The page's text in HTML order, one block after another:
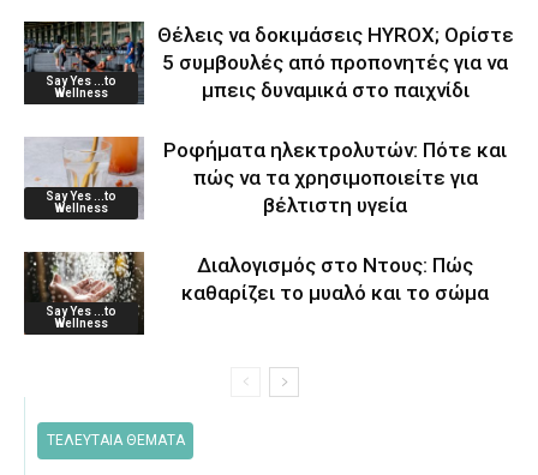
Say Yes ...to
Wellness
Θέλεις να δοκιμάσεις HYROX; Ορίστε
5 συμβουλές από προπονητές για να
μπεις δυναμικά στο παιχνίδι
Say Yes ...to
Wellness
Ροφήματα ηλεκτρολυτών: Πότε και
πώς να τα χρησιμοποιείτε για
βέλτιστη υγεία
Say Yes ...to
Wellness
Διαλογισμός στο Ντους: Πώς
καθαρίζει το μυαλό και το σώμα
ΤΕΛΕΥΤΑΙΑ ΘΕΜΑΤΑ